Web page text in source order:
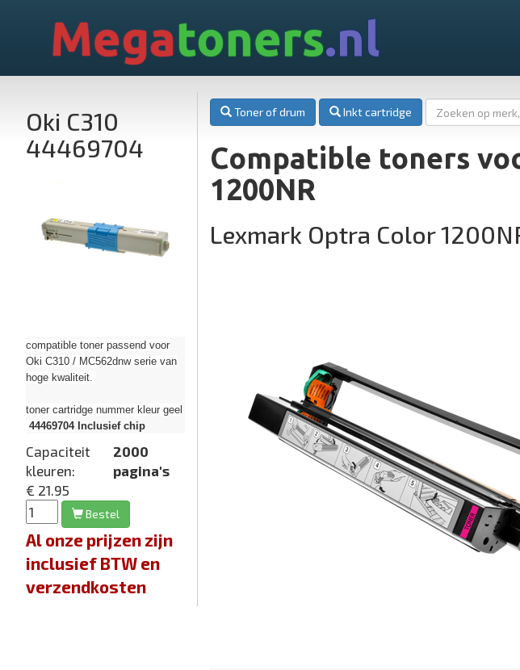
Megatoners.nl
Oki C310
44469704
compatible toner passend voor
Oki C310 / MC562dnw serie van
hoge kwaliteit.
toner cartridge nummer kleur geel
44469704Inclusief chip
Capaciteit
kleuren:
2000
pagina's
€ 21.95
Bestel
Al onze prijzen zijn
inclusief BTW en
verzendkosten
Toner of drum Inkt cartridge
Compatible toners
1200NR
Lexmark Optra Color